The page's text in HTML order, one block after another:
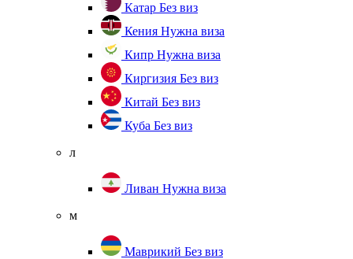
Катар Без виз
Кения Нужна виза
Кипр Нужна виза
Киргизия Без виз
Китай Без виз
Куба Без виз
л
Ливан Нужна виза
м
Маврикий Без виз